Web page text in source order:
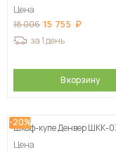
Цена
18 006 15 755
за 1 день
В корзину
-20%
Шкаф-купе Денвер ШКК-
Цена